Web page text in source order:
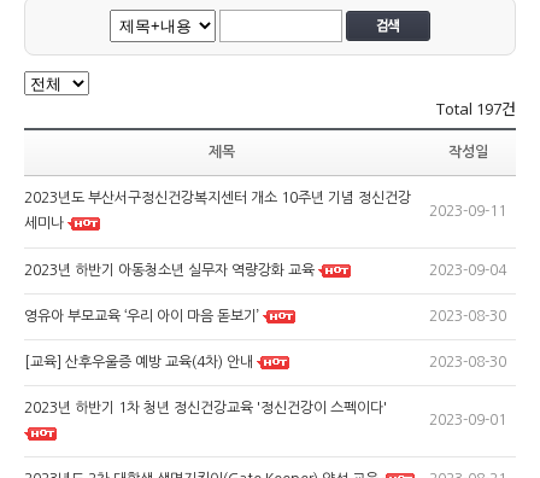
Total 197건
제목 작성일
2023년도 부산서구정신건강복지센터 개소 10주년 기념 정신건강
세미나
2023-09-11
2023년 하반기 아동청소년 실무자 역량강화 교육 2023-09-04
영유아 부모교육 ‘우리 아이 마음 돋보기’ 2023-08-30
[교육] 산후우울증 예방 교육(4차) 안내 2023-08-30
2023년 하반기 1차 청년 정신건강교육 '정신건강이 스펙이다'
2023-09-01